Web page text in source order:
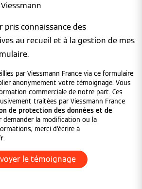
pris connaissance des
au recueil et à la gestion de mes
par Viessmann France via ce formulaire
anonymement votre témoignage. Vous
commerciale de notre part. Ces
traitées par Viessmann France
de protection des données et de
demander la modification ou la
merci d'écrire à
.